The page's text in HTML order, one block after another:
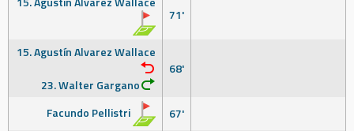
71'
15. Agustín Alvarez Wallace
23. Walter Gargano
68'
Facundo Pellistri 67'